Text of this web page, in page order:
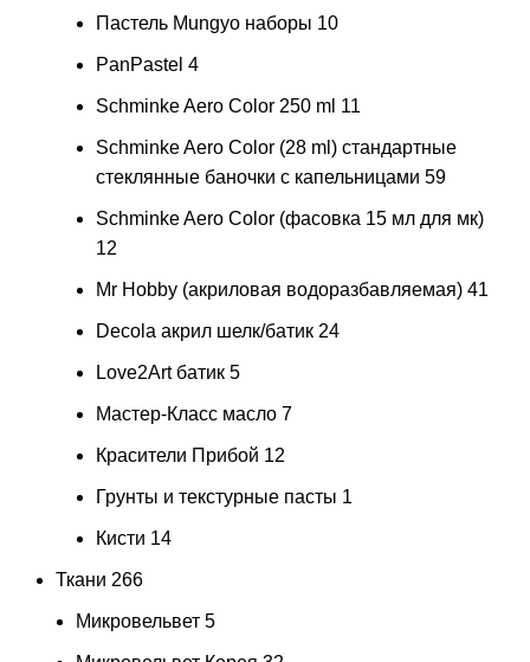
Пастель Mungyo наборы 10
PanPastel 4
Schminke Aero Color 250 ml 11
Schminke Aero Color (28 ml) стандартные
стеклянные баночки с капельницами 59
Schminke Aero Color (фасовка 15 мл для мк)
12
Mr Hobby (акриловая водоразбавляемая) 41
Decola акрил шелк/батик 24
Love2Art батик 5
Мастер-Класс масло 7
Красители Прибой 12
Грунты и текстурные пасты 1
Кисти 14
Ткани 266
Микровельвет 5